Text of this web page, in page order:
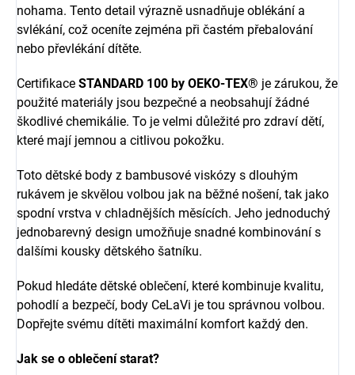
nohama. Tento detail výrazně usnadňuje oblékání a
svlékání, což oceníte zejména při častém přebalování
nebo převlékání dítěte.
Certifikace STANDARD 100 by OEKO-TEX® je zárukou, že
použité materiály jsou bezpečné a neobsahují žádné
škodlivé chemikálie. To je velmi důležité pro zdraví dětí,
které mají jemnou a citlivou pokožku.
Toto dětské body z bambusové viskózy s dlouhým
rukávem je skvělou volbou jak na běžné nošení, tak jako
spodní vrstva v chladnějších měsících. Jeho jednoduchý
jednobarevný design umožňuje snadné kombinování s
dalšími kousky dětského šatníku.
Pokud hledáte dětské oblečení, které kombinuje kvalitu,
pohodlí a bezpečí, body CeLaVi je tou správnou volbou.
Dopřejte svému dítěti maximální komfort každý den.
Jak se o oblečení starat?